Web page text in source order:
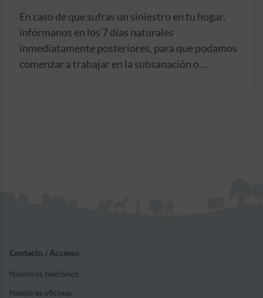
En caso de que sufras un siniestro en tu hogar,
infórmanos en los 7 días naturales
inmediatamente posteriores, para que podamos
comenzar a trabajar en la subsanación o
Contacto / Accesos
Nuestros teléfonos
Nuestras oficinas